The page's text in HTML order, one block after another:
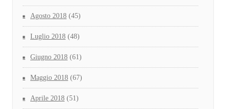
Agosto 2018 (45)
Luglio 2018 (48)
Giugno 2018 (61)
Maggio 2018 (67)
Aprile 2018 (51)